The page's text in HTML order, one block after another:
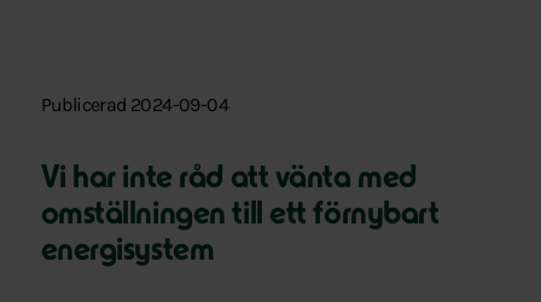
Publicerad 2024-09-04
Vi har inte råd att vänta med
omställningen till ett förnybart
energisystem